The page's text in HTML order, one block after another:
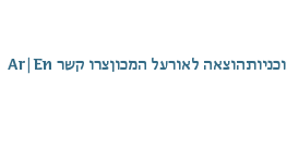
הוצאה לאורעל המכוןצרו קשר En
|
Ar